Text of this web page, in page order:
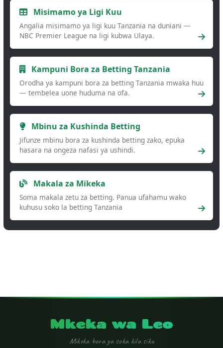
Misimamo ya Ligi Kuu
Angalia misimamo ya ligi kuu Tanzania na duniani —
NBC Premier League na ligi kubwa Ulaya.
Kampuni Bora za Betting Tanzania
Orodha ya kampuni bora za betting Tanzania mwaka huu
— tembelea uone huduma na ofa.
Mbinu za Kushinda Betting
Jifunze mbinu bora za kushinda betting zako, epuka
hasara na ongeza nafasi ya ushindi.
Makala za Mikeka
Soma makala zetu za betting. Panua ufahamu wako
kuhusu soko la betting Tanzania
Mkeka wa Leo
Mikeka bora ya soka kila siku